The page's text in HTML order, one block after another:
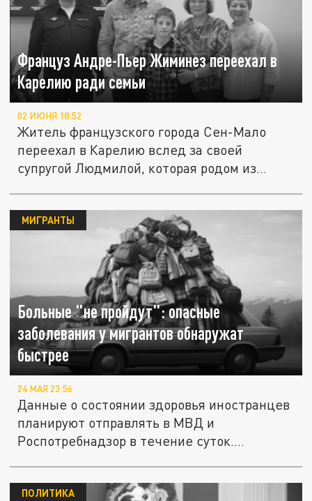
Француз Андре-Пьер Жиминез переехал в
Карелию ради семьи
02 ИЮНЯ 18:52
Житель французского города Сен-Мало
переехал в Карелию вслед за своей
супругой Людмилой, которая родом из...
Больные "не пройдут": опасные
заболевания у мигрантов обнаружат
быстрее
МИГРАНТЫ
24 МАЯ 23:56
Данные о состоянии здоровья иностранцев
планируют отправлять в МВД и
Роспотребнадзор в течение суток....
ПОЛИТИКА